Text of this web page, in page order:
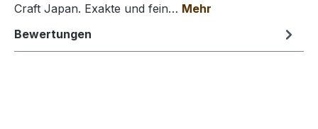
Craft Japan. Exakte und fein… Mehr
Bewertungen